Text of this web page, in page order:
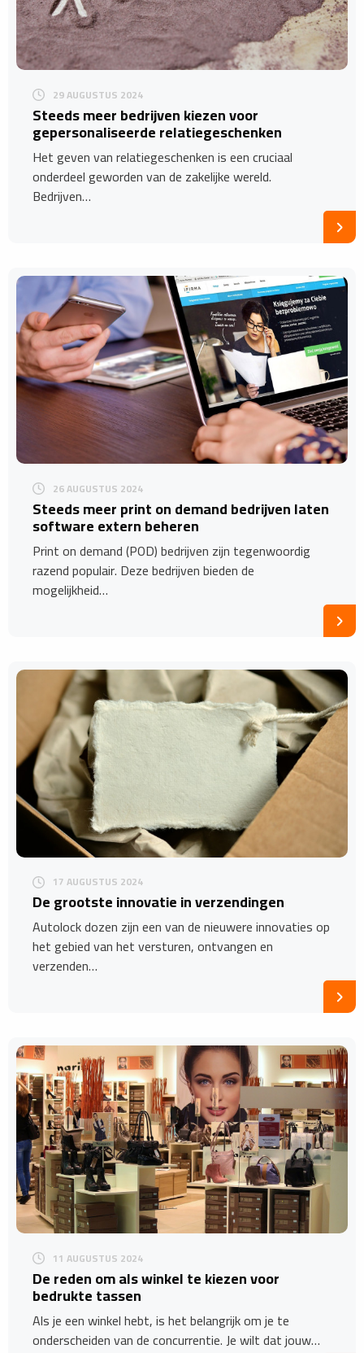
29 AUGUSTUS 2024
Steeds meer bedrijven kiezen voor
gepersonaliseerde relatiegeschenken
Het geven van relatiegeschenken is een cruciaal
onderdeel geworden van de zakelijke wereld.
Bedrijven…
26 AUGUSTUS 2024
Steeds meer print on demand bedrijven laten
software extern beheren
Print on demand (POD) bedrijven zijn tegenwoordig
razend populair. Deze bedrijven bieden de
mogelijkheid…
17 AUGUSTUS 2024
De grootste innovatie in verzendingen
Autolock dozen zijn een van de nieuwere innovaties op
het gebied van het versturen, ontvangen en
verzenden…
11 AUGUSTUS 2024
De reden om als winkel te kiezen voor
bedrukte tassen
Als je een winkel hebt, is het belangrijk om je te
onderscheiden van de concurrentie. Je wilt dat jouw…